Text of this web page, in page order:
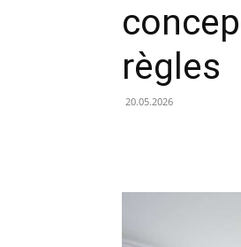
règles
20.05.2026